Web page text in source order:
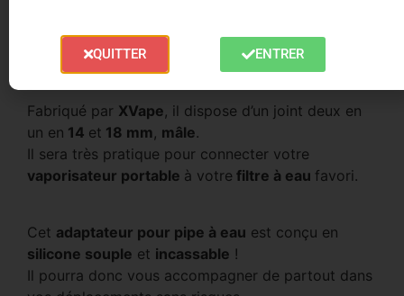
réhydratation de votre fumée.
A l’inhalation, vous obtiendrez donc une plus
grande qualité de fumée du vaporisateur.
Fabriqué par XVape, il dispose d’un joint deux en
un en 14 et 18 mm, mâle.
Il sera très pratique pour connecter votre
vaporisateur portable à votre filtre à eau favori.
Cet adaptateur pour pipe à eau est conçu en
silicone souple et incassable !
Il pourra donc vous accompagner de partout dans
QUITTER ENTRER